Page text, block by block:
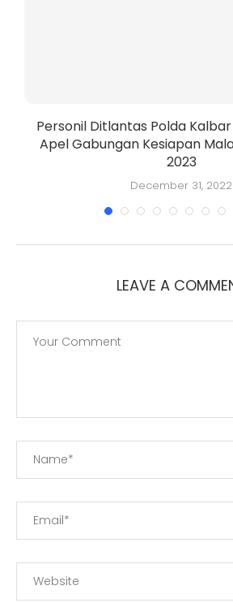
Personil Ditlantas Polda
Apel Gabungan Kesiapan
2023
December 31, 2022
LEAVE A